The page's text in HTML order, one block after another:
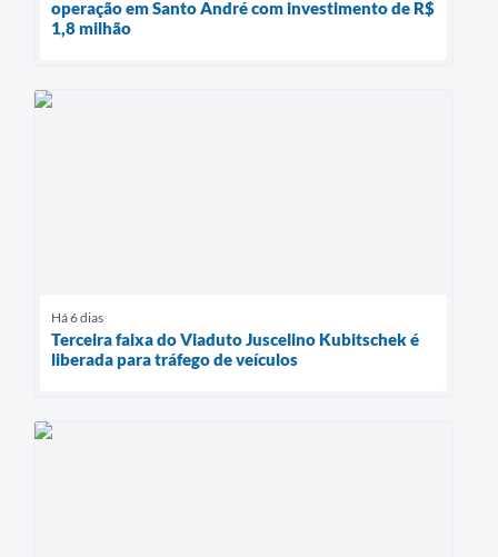
operação em Santo André com investimento de R$
1,8 milhão
Há 6 dias
Terceira faixa do Viaduto Juscelino Kubitschek é
liberada para tráfego de veículos